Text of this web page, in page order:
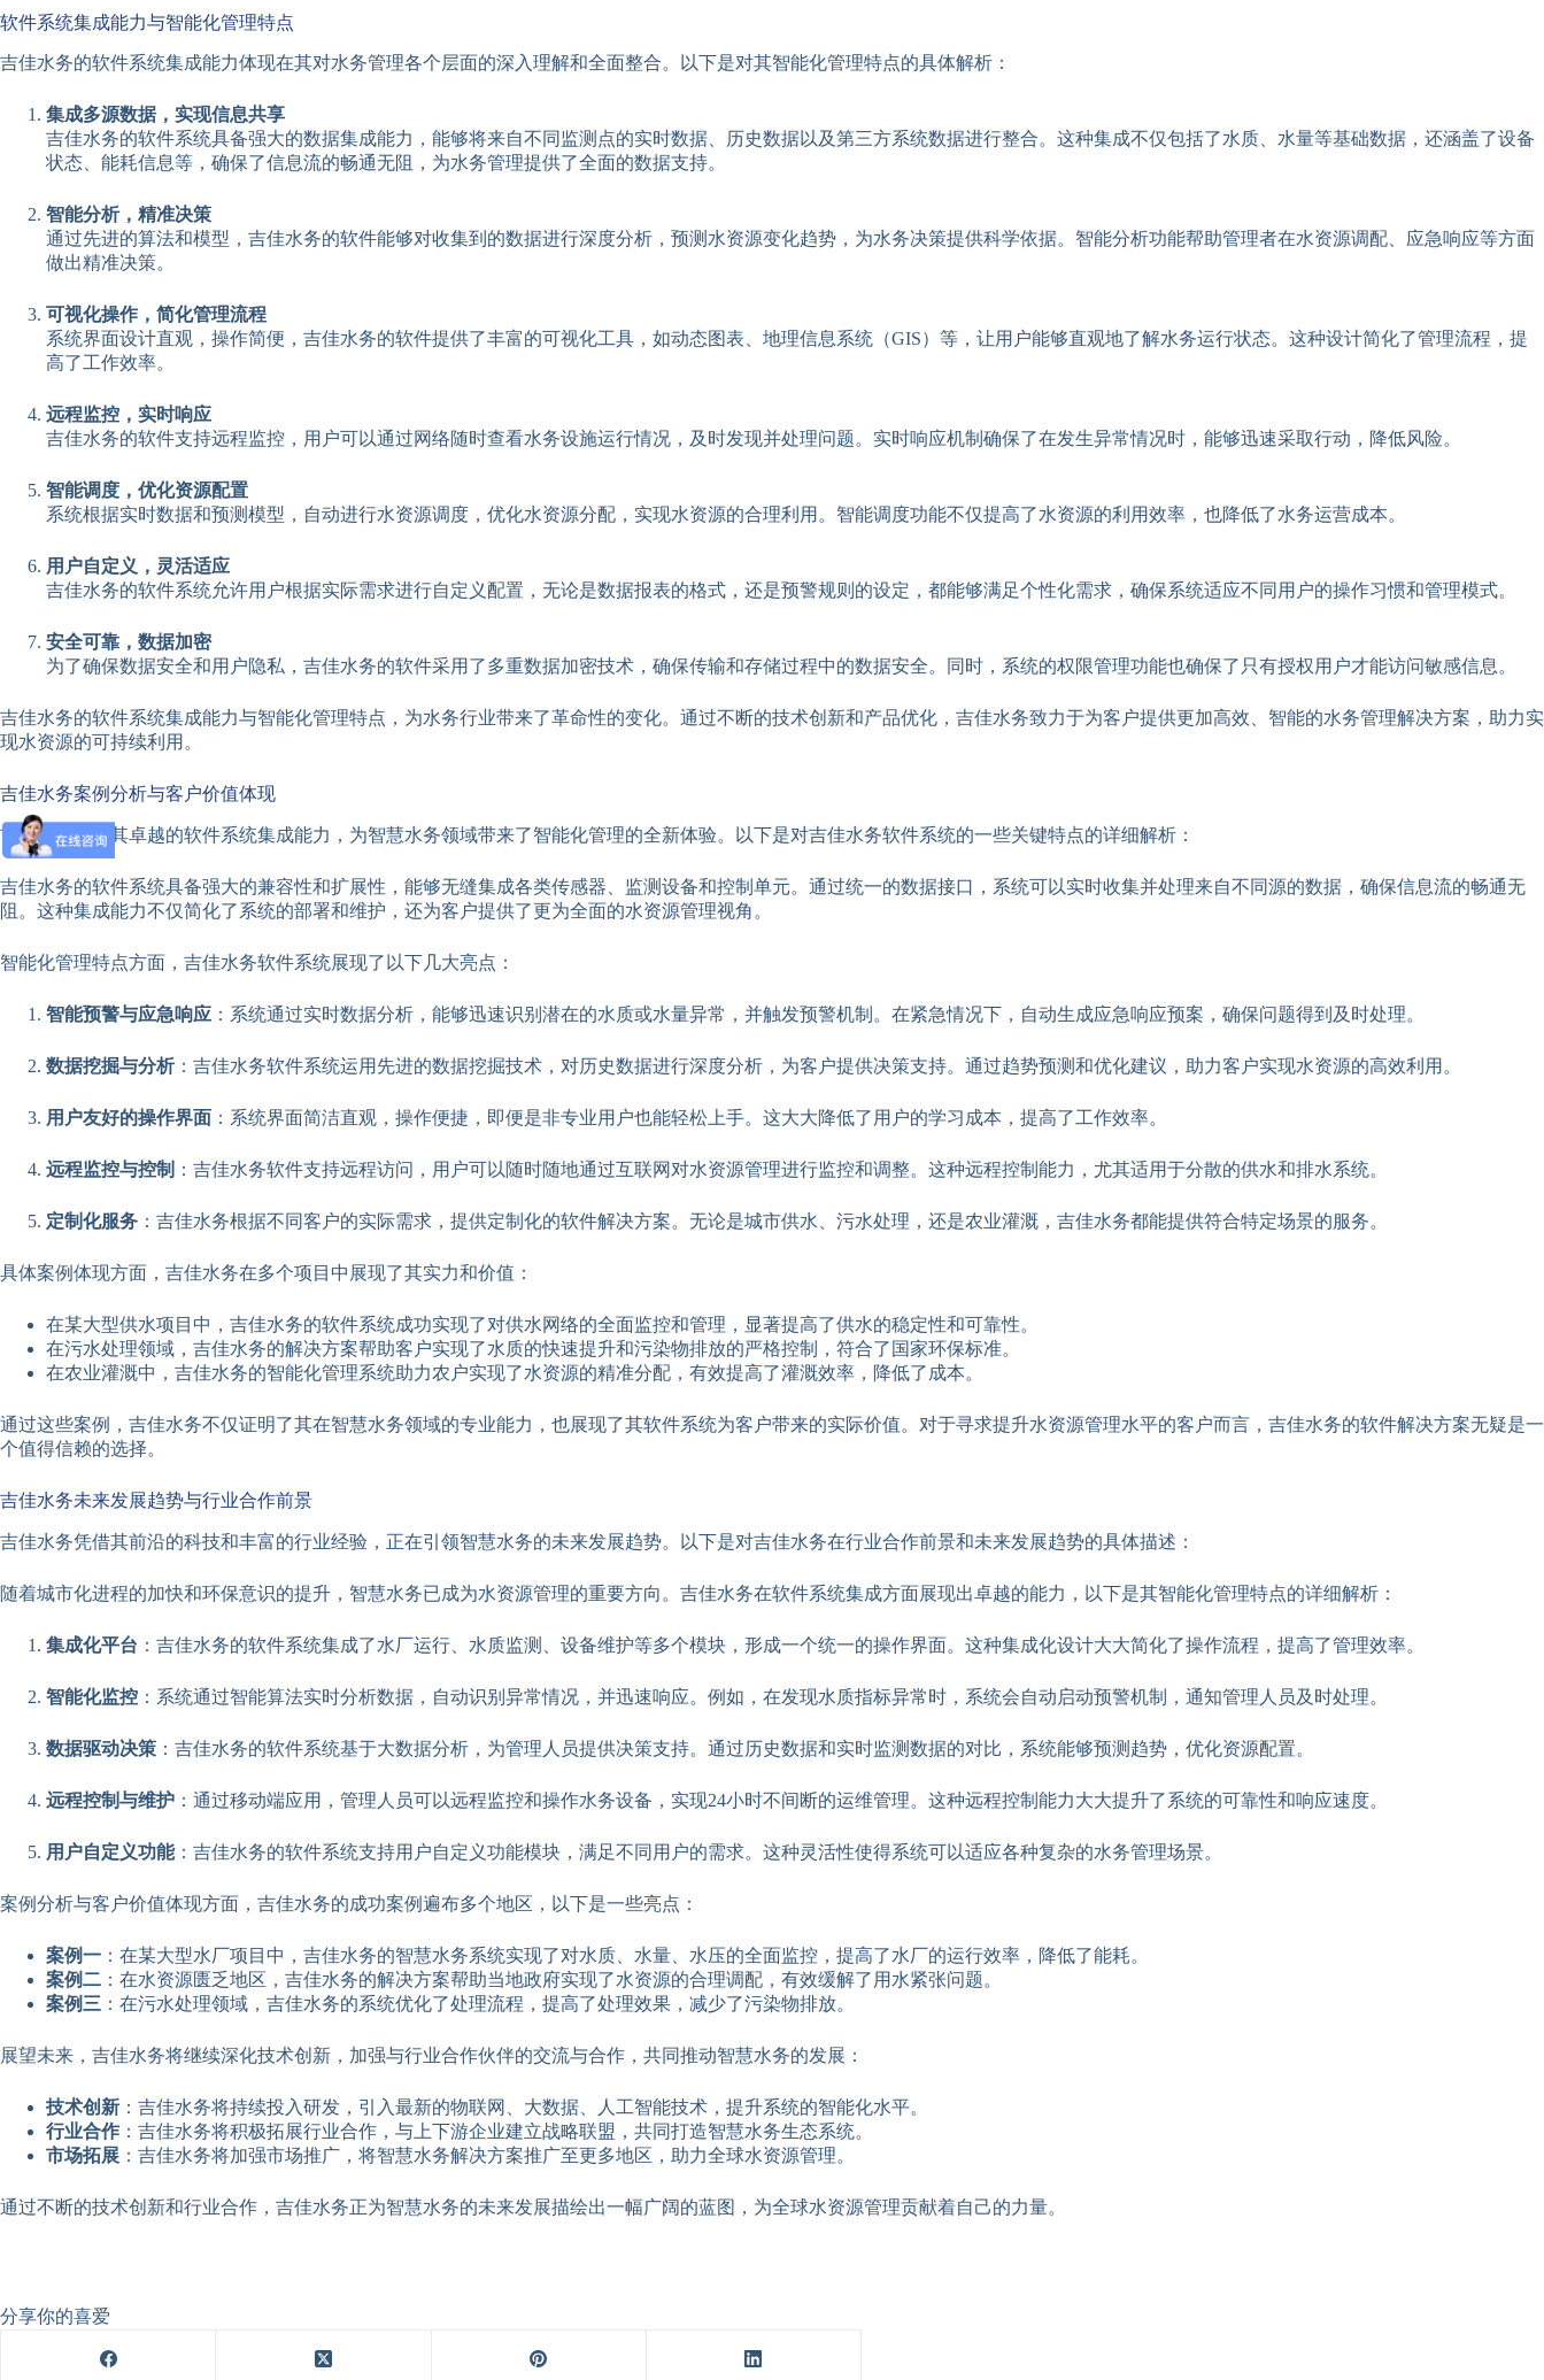
软件系统集成能力与智能化管理特点
吉佳水务的软件系统集成能力体现在其对水务管理各个层面的深入理解和全面整合。以下是对其智能化管理特点的具体解析：
集成多源数据，实现信息共享
吉佳水务的软件系统具备强大的数据集成能力，能够将来自不同监测点的实时数据、历史数据以及第三方系统数据进行整合。这种集成不仅包括了水质、水量等基础数据，还涵盖了设备
状态、能耗信息等，确保了信息流的畅通无阻，为水务管理提供了全面的数据支持。
智能分析，精准决策
通过先进的算法和模型，吉佳水务的软件能够对收集到的数据进行深度分析，预测水资源变化趋势，为水务决策提供科学依据。智能分析功能帮助管理者在水资源调配、应急响应等方面
做出精准决策。
可视化操作，简化管理流程
系统界面设计直观，操作简便，吉佳水务的软件提供了丰富的可视化工具，如动态图表、地理信息系统（GIS）等，让用户能够直观地了解水务运行状态。这种设计简化了管理流程，提
高了工作效率。
远程监控，实时响应
吉佳水务的软件支持远程监控，用户可以通过网络随时查看水务设施运行情况，及时发现并处理问题。实时响应机制确保了在发生异常情况时，能够迅速采取行动，降低风险。
智能调度，优化资源配置
系统根据实时数据和预测模型，自动进行水资源调度，优化水资源分配，实现水资源的合理利用。智能调度功能不仅提高了水资源的利用效率，也降低了水务运营成本。
用户自定义，灵活适应
吉佳水务的软件系统允许用户根据实际需求进行自定义配置，无论是数据报表的格式，还是预警规则的设定，都能够满足个性化需求，确保系统适应不同用户的操作习惯和管理模式。
安全可靠，数据加密
为了确保数据安全和用户隐私，吉佳水务的软件采用了多重数据加密技术，确保传输和存储过程中的数据安全。同时，系统的权限管理功能也确保了只有授权用户才能访问敏感信息。
吉佳水务的软件系统集成能力与智能化管理特点，为水务行业带来了革命性的变化。通过不断的技术创新和产品优化，吉佳水务致力于为客户提供更加高效、智能的水务管理解决方案，助力实
现水资源的可持续利用。
吉佳水务案例分析与客户价值体现
吉佳水务凭借其卓越的软件系统集成能力，为智慧水务领域带来了智能化管理的全新体验。以下是对吉佳水务软件系统的一些关键特点的详细解析：
吉佳水务的软件系统具备强大的兼容性和扩展性，能够无缝集成各类传感器、监测设备和控制单元。通过统一的数据接口，系统可以实时收集并处理来自不同源的数据，确保信息流的畅通无
阻。这种集成能力不仅简化了系统的部署和维护，还为客户提供了更为全面的水资源管理视角。
智能化管理特点方面，吉佳水务软件系统展现了以下几大亮点：
智能预警与应急响应 ：系统通过实时数据分析，能够迅速识别潜在的水质或水量异常，并触发预警机制。在紧急情况下，自动生成应急响应预案，确保问题得到及时处理。
数据挖掘与分析：吉佳水务软件系统运用先进的数据挖掘技术，对历史数据进行深度分析，为客户提供决策支持。通过趋势预测和优化建议，助力客户实现水资源的高效利用。
用户友好的操作界面 ：系统界面简洁直观，操作便捷，即便是非专业用户也能轻松上手。这大大降低了用户的学习成本，提高了工作效率。
远程监控与控制 ：吉佳水务软件支持远程访问，用户可以随时随地通过互联网对水资源管理进行监控和调整。这种远程控制能力，尤其适用于分散的供水和排水系统。
定制化服务 ：吉佳水务根据不同客户的实际需求，提供定制化的软件解决方案。无论是城市供水、污水处理，还是农业灌溉，吉佳水务都能提供符合特定场景的服务。
具体案例体现方面，吉佳水务在多个项目中展现了其实力和价值：
在某大型供水项目中，吉佳水务的软件系统成功实现了对供水网络的全面监控和管理，显著提高了供水的稳定性和可靠性。
在污水处理领域，吉佳水务的解决方案帮助客户实现了水质的快速提升和污染物排放的严格控制，符合了国家环保标准。
在农业灌溉中，吉佳水务的智能化管理系统助力农户实现了水资源的精准分配，有效提高了灌溉效率，降低了成本。
通过这些案例，吉佳水务不仅证明了其在智慧水务领域的专业能力，也展现了其软件系统为客户带来的实际价值。对于寻求提升水资源管理水平的客户而言，吉佳水务的软件解决方案无疑是一
个值得信赖的选择。
吉佳水务未来发展趋势与行业合作前景
吉佳水务凭借其前沿的科技和丰富的行业经验，正在引领智慧水务的未来发展趋势。以下是对吉佳水务在行业合作前景和未来发展趋势的具体描述：
随着城市化进程的加快和环保意识的提升，智慧水务已成为水资源管理的重要方向。吉佳水务在软件系统集成方面展现出卓越的能力，以下是其智能化管理特点的详细解析：
集成化平台 ：吉佳水务的软件系统集成了水厂运行、水质监测、设备维护等多个模块，形成一个统一的操作界面。这种集成化设计大大简化了操作流程，提高了管理效率。
智能化监控 ：系统通过智能算法实时分析数据，自动识别异常情况，并迅速响应。例如，在发现水质指标异常时，系统会自动启动预警机制，通知管理人员及时处理。
数据驱动决策 ：吉佳水务的软件系统基于大数据分析，为管理人员提供决策支持。通过历史数据和实时监测数据的对比，系统能够预测趋势，优化资源配置。
远程控制与维护 ：通过移动端应用，管理人员可以远程监控和操作水务设备，实现24小时不间断的运维管理。这种远程控制能力大大提升了系统的可靠性和响应速度。
用户自定义功能：吉佳水务的软件系统支持用户自定义功能模块，满足不同用户的需求。这种灵活性使得系统可以适应各种复杂的水务管理场景。
案例分析与客户价值体现方面，吉佳水务的成功案例遍布多个地区，以下是一些亮点：
案例一 ：在某大型水厂项目中，吉佳水务的智慧水务系统实现了对水质、水量、水压的全面监控，提高了水厂的运行效率，降低了能耗。
案例二 ：在水资源匮乏地区，吉佳水务的解决方案帮助当地政府实现了水资源的合理调配，有效缓解了用水紧张问题。
案例三 ：在污水处理领域，吉佳水务的系统优化了处理流程，提高了处理效果，减少了污染物排放。
展望未来，吉佳水务将继续深化技术创新，加强与行业合作伙伴的交流与合作，共同推动智慧水务的发展：
技术创新 ：吉佳水务将持续投入研发，引入最新的物联网、大数据、人工智能技术，提升系统的智能化水平。
行业合作 ：吉佳水务将积极拓展行业合作，与上下游企业建立战略联盟，共同打造智慧水务生态系统。
市场拓展 ：吉佳水务将加强市场推广，将智慧水务解决方案推广至更多地区，助力全球水资源管理。
通过不断的技术创新和行业合作，吉佳水务正为智慧水务的未来发展描绘出一幅广阔的蓝图，为全球水资源管理贡献着自己的力量。
分享你的喜爱